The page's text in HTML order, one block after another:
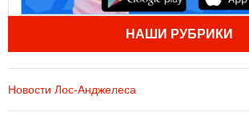
НАШИ РУБРИКИ
Новости Лос-Анджелеса